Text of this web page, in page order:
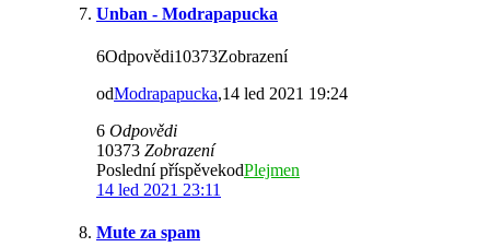
Unban - Modrapapucka
6Odpovědi10373Zobrazení
odModrapapucka,14 led 2021 19:24
6 Odpovědi
10373 Zobrazení
Poslední příspěvekodPlejmen
14 led 2021 23:11
Mute za spam